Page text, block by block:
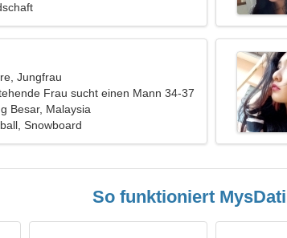
Jungfrau
Frau sucht einen Mann 34-37
Besar, Malaysia
Snowboard
So funktioniert